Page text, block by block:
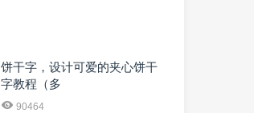
饼干字，设计可爱的夹心饼干
字教程（多
90464